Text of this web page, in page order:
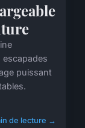
puissant
de lecture →